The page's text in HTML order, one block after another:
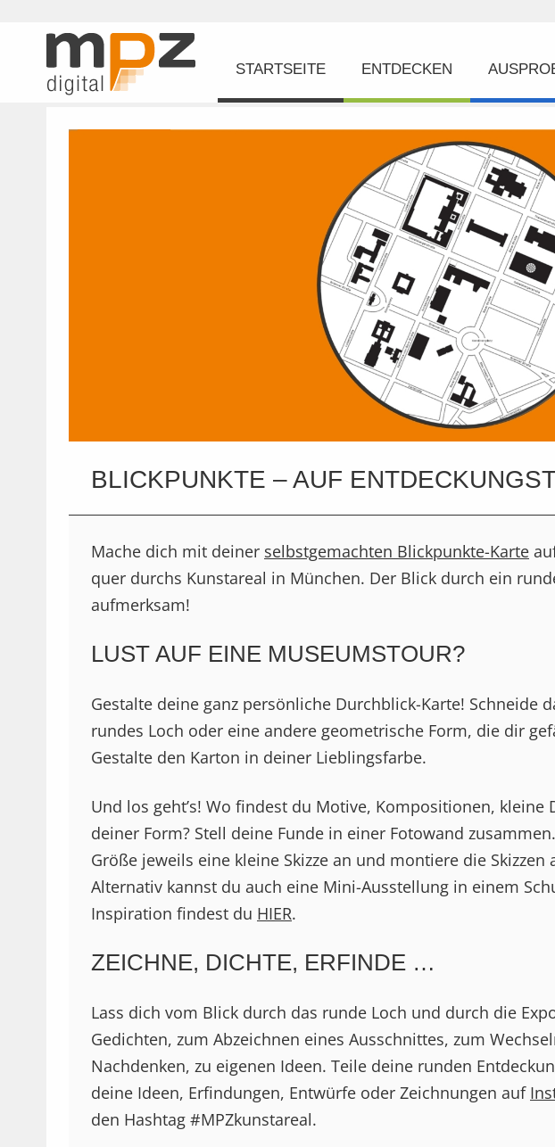
STARTSEITE ENTDECKEN
BLICKPUNKTE – AUF
Mache dich mit deiner selbstgemachten Blickpunkte-Karte
quer durchs Kunstareal in München. Der Blick durch ein
aufmerksam!
LUST AUF EINE MUSEUMSTOUR?
Gestalte deine ganz persönliche Durchblick-Karte! Schneide
rundes Loch oder eine andere geometrische Form, die dir
Gestalte den Karton in deiner Lieblingsfarbe.
Und los geht’s! Wo findest du Motive, Kompositionen, kleine
deiner Form? Stell deine Funde in einer Fotowand
Größe jeweils eine kleine Skizze an und montiere die
Alternativ kannst du auch eine Mini-Ausstellung in einem
Inspiration findest du HIER.
ZEICHNE, DICHTE, ERFINDE …
Lass dich vom Blick durch das runde Loch und durch die
Gedichten, zum Abzeichnen eines Ausschnittes, zum
Nachdenken, zu eigenen Ideen. Teile deine runden
deine Ideen, Erfindungen, Entwürfe oder Zeichnungen auf
den Hashtag #MPZkunstareal.